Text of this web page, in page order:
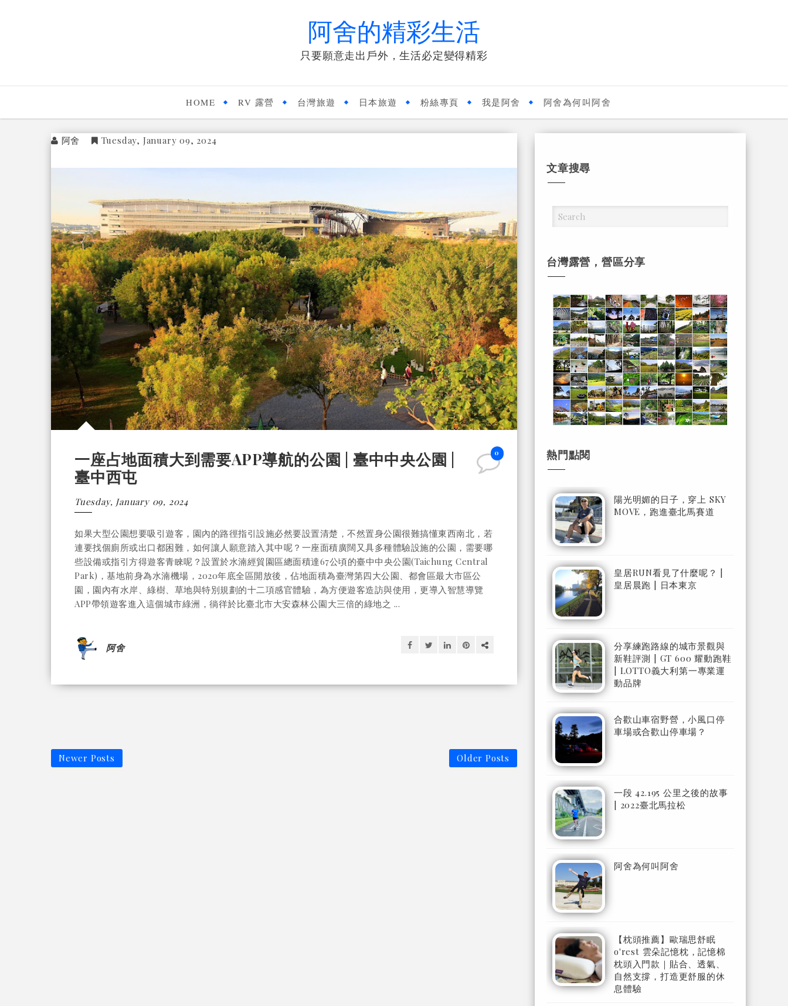
阿舍的精彩生活
只要願意走出戶外，生活必定變得精彩
HOME RV 露營 台灣旅遊 日本旅遊 粉絲專頁 我是阿舍 阿舍為何叫阿舍
阿舍 Tuesday, January 09, 2024
0
一座占地面積大到需要APP導航的公園 | 臺中中央公園 |
臺中西屯
Tuesday, January 09, 2024
如果大型公園想要吸引遊客，園內的路徑指引設施必然要設置清楚，不然置身公園很難搞懂東西南北，若
連要找個廁所或出口都困難，如何讓人願意踏入其中呢？一座面積廣闊又具多種體驗設施的公園，需要哪
些設備或指引方得遊客青睞呢？設置於水湳經貿園區總面積達67公頃的臺中中央公園(Taichung Central
Park)，基地前身為水湳機場，2020年底全區開放後，佔地面積為臺灣第四大公園、都會區最大市區公
園，園內有水岸、綠樹、草地與特別規劃的十二項感官體驗，為方便遊客造訪與使用，更導入智慧導覽
APP帶領遊客進入這個城市綠洲，徜徉於比臺北市大安森林公園大三倍的綠地之 ...
阿舍
Newer Posts Older Posts
文章搜尋
台灣露營，營區分享
熱門點閱
陽光明媚的日子，穿上 SKY
MOVE，跑進臺北馬賽道
皇居RUN看見了什麼呢？ |
皇居晨跑 | 日本東京
分享練跑路線的城市景觀與
新鞋評測 | GT 600 耀動跑鞋
| LOTTO義大利第一專業運
動品牌
合歡山車宿野營，小風口停
車場或合歡山停車場？
一段 42.195 公里之後的故事
| 2022臺北馬拉松
阿舍為何叫阿舍
【枕頭推薦】歐瑞思舒眠
o'rest 雲朵記憶枕，記憶棉
枕頭入門款｜貼合、透氣、
自然支撐，打造更舒服的休
息體驗